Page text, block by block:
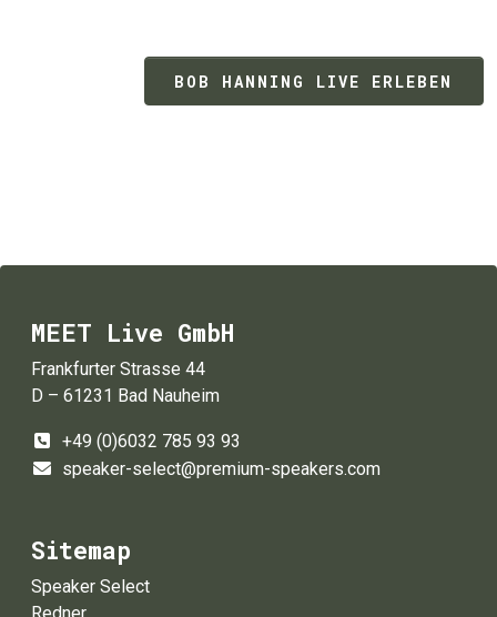
BOB HANNING LIVE ERLEBEN
MEET Live GmbH
Frankfurter Strasse 44
D – 61231 Bad Nauheim
+49 (0)6032 785 93 93
speaker-select@premium-speakers.com
Sitemap
Speaker Select